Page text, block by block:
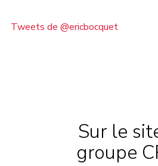
Tweets de @ericbocquet
Sur le
groupe